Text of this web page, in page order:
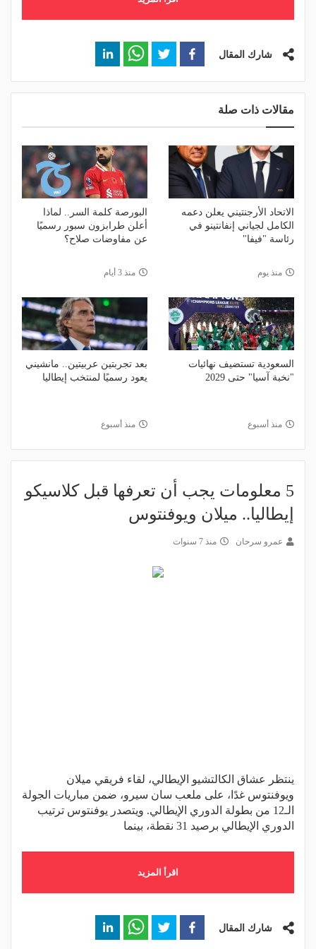
شارك المقال
مقالات ذات صلة
الاتحاد الأرجنتيني يعلن دعمه
الكامل لجياني إنفانتينو في
رئاسة "فيفا"
منذ يوم
البورصة كلمة السر.. لماذا
أعلن طرابزون سبور رسميًا
عن مفاوضات صلاح؟
منذ 3 أيام
السعودية تستضيف نهائيات
"نخبة آسيا" حتى 2029
منذ أسبوع
بعد تجربتين عربيتين.. مانشيني
يعود رسميًا لمنتخب إيطاليا
منذ أسبوع
5 معلومات يجب أن تعرفها قبل كلاسيكو
إيطاليا.. ميلان ويوفنتوس
عمرو سرحان منذ 7 سنوات
ينتظر عشاق الكالتشيو الإيطالي، لقاء فريقي ميلان
ويوفنتوس غدًا، على ملعب سان سيرو، ضمن مباريات الجولة
الـ12 من بطولة الدوري الإيطالي. ويتصدر يوفنتوس ترتيب
الدوري الإيطالي برصيد 31 نقطة، بينما
اقرأ المزيد
شارك المقال